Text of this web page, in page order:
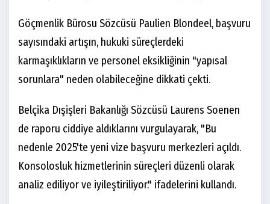
Göçmenlik Bürosu Sözcüsü Paulien Blondeel, başvuru
sayısındaki artışın, hukuki süreçlerdeki
karmaşıklıkların ve personel eksikliğinin "yapısal
sorunlara" neden olabileceğine dikkati çekti.
Belçika Dışişleri Bakanlığı Sözcüsü Laurens Soenen
de raporu ciddiye aldıklarını vurgulayarak, "Bu
nedenle 2025'te yeni vize başvuru merkezleri açıldı.
Konsolosluk hizmetlerinin süreçleri düzenli olarak
analiz ediliyor ve iyileştiriliyor." ifadelerini kullandı.